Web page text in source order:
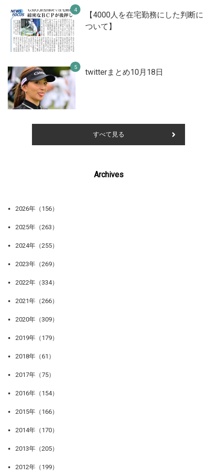
【4000人を在宅勤務にした判断に
ついて】
twitterまとめ10月18日
すべて見る
Archives
2026年（156）
2025年（263）
2024年（255）
2023年（269）
2022年（334）
2021年（266）
2020年（309）
2019年（179）
2018年（61）
2017年（75）
2016年（154）
2015年（166）
2014年（170）
2013年（205）
2012年（199）